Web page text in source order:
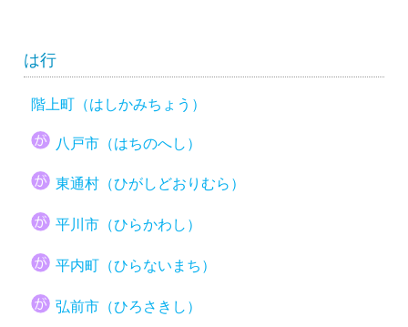
は行
階上町（はしかみちょう）
八戸市（はちのへし）
東通村（ひがしどおりむら）
平川市（ひらかわし）
平内町（ひらないまち）
弘前市（ひろさきし）